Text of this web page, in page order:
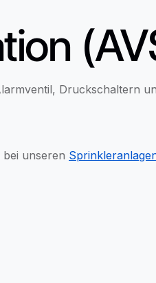
Druckschaltern
unseren